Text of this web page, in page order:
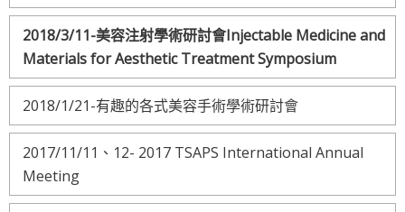
2018/3/11-美容注射學術研討會Injectable Medicine and
Materials for Aesthetic Treatment Symposium
2018/1/21-有趣的各式美容手術學術研討會
2017/11/11、12- 2017 TSAPS International Annual
Meeting